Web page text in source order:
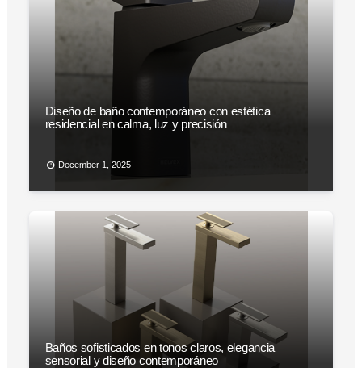
Diseño de baño contemporáneo con estética
residencial en calma, luz y precisión
December 1, 2025
Baños sofisticados en tonos claros, elegancia
sensorial y diseño contemporáneo